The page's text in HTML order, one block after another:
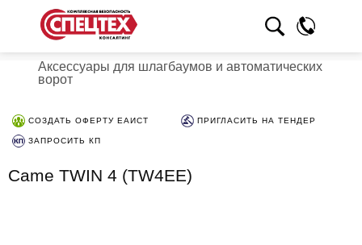
Аксессуары для шлагбаумов и автоматических
ворот
СОЗДАТЬ ОФЕРТУ ЕАИСТ ПРИГЛАСИТЬ НА ТЕНДЕР
ЗАПРОСИТЬ КП
Came TWIN 4 (TW4EE)